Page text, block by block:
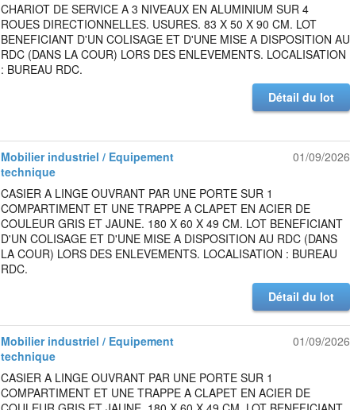
CHARIOT DE SERVICE A 3 NIVEAUX EN ALUMINIUM SUR 4
ROUES DIRECTIONNELLES. USURES. 83 X 50 X 90 CM. LOT
BENEFICIANT D'UN COLISAGE ET D'UNE MISE A DISPOSITION AU
RDC (DANS LA COUR) LORS DES ENLEVEMENTS. LOCALISATION
: BUREAU RDC.
Détail du lot
Mobilier industriel / Equipement
technique
01/09/2026
CASIER A LINGE OUVRANT PAR UNE PORTE SUR 1
COMPARTIMENT ET UNE TRAPPE A CLAPET EN ACIER DE
COULEUR GRIS ET JAUNE. 180 X 60 X 49 CM. LOT BENEFICIANT
D'UN COLISAGE ET D'UNE MISE A DISPOSITION AU RDC (DANS
LA COUR) LORS DES ENLEVEMENTS. LOCALISATION : BUREAU
RDC.
Détail du lot
Mobilier industriel / Equipement
technique
01/09/2026
CASIER A LINGE OUVRANT PAR UNE PORTE SUR 1
COMPARTIMENT ET UNE TRAPPE A CLAPET EN ACIER DE